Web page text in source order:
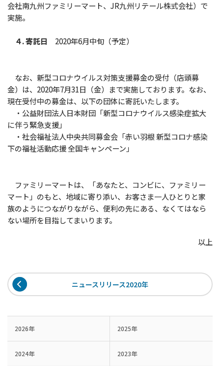
会社南九州ファミリーマート、JR九州リテール株式会社）で
実施。
４. 寄託日 2020年6月中旬（予定）
なお、新型コロナウイルス対策支援募金の受付（店頭募
金）は、2020年7月31日（金）まで実施しております。なお、
現在受付中の募金は、以下の団体に寄託いたします。
・公益財団法人日本財団「新型コロナウイルス感染症拡大
に伴う緊急支援」
・社会福祉法人中央共同募金会「赤い羽根 新型コロナ感染
下の福祉活動応援 全国キャンペーン」
ファミリーマートは、「あなたと、コンビに、ファミリー
マート」のもと、地域に寄り添い、お客さま一人ひとりと家
族のようにつながりながら、便利の先にある、なくてはなら
ない場所を目指してまいります。
以上
ニュースリリース2020年
2026年 2025年
2024年 2023年